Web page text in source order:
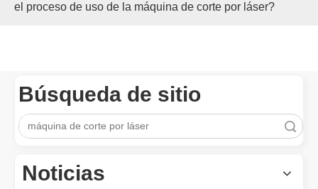
el proceso de uso de la máquina de corte por láser?
Búsqueda de sitio
Noticias
Los versátiles Aplicacion y las características sobresalientes de las máquinas de marcado láser